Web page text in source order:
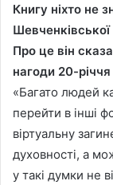
Книгу ніхто не
Про це він
нагоди 20-
«Багато людей
перейти в інші
віртуальну
духовності, а
у такі думки не